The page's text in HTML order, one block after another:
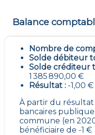
Balance
Nombre de
Solde débiteur
Solde créditeur
1 385 890,00 €
Résultat : -1,00 €
À partir du résultat
bancaires
commune (en
bénéficiaire de -1 €